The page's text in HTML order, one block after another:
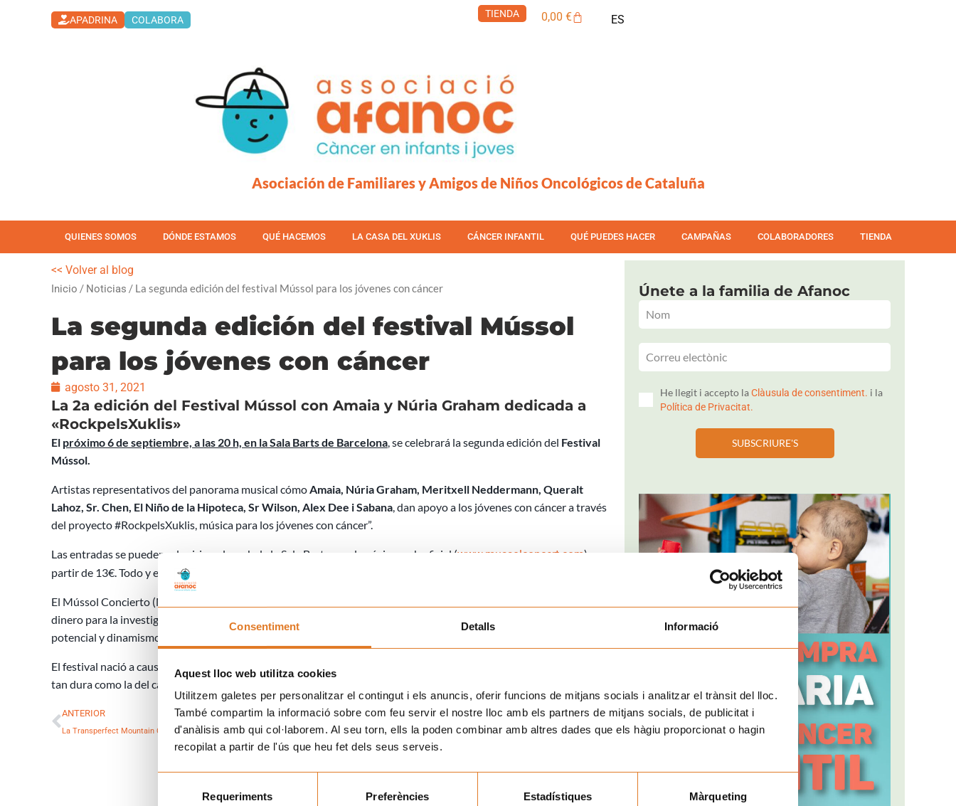
Consentiment Detalls Informació
Aquest lloc web utilitza cookies
Utilitzem galetes per personalitzar el contingut i els anuncis, oferir funcions de mitjans socials i analitzar el trànsit del lloc.
També compartim la informació sobre com feu servir el nostre lloc amb els partners de mitjans socials, de publicitat i
d'anàlisis amb qui col·laborem. Al seu torn, ells la poden combinar amb altres dades que els hàgiu proporcionat o hagin
recopilat a partir de l'ús que heu fet dels seus serveis.
Requeriments Preferències Estadístiques Màrqueting
APADRINA COLABORA
TIENDA 0,00 €Carrito ES
Asociación de Familiares y Amigos de Niños Oncológicos de Cataluña
QUIENES SOMOS DÓNDE ESTAMOS QUÉ HACEMOS LA CASA DEL XUKLIS CÁNCER INFANTIL QUÉ PUEDES HACER CAMPAÑAS COLABORADORES TIENDA
<< Volver al blog
Inicio / Noticias / La segunda edición del festival Mússol para los jóvenes con cáncer
La segunda edición del festival Mússol
para los jóvenes con cáncer
agosto 31, 2021
La 2a edición del Festival Mússol con Amaia y Núria Graham dedicada a
«RockpelsXuklis»
El próximo 6 de septiembre, a las 20 h, en la Sala Barts de Barcelona,se celebrará la segunda edición del Festival
Mússol.
Artistas representativos del panorama musical cómoAmaia, Núria Graham, Meritxell Neddermann, Queralt
Lahoz, Sr. Chen, El Niño de la Hipoteca, Sr Wilson, Alex Dee i Sabana, dan apoyo a los jóvenes con cáncer a través
del proyecto #RockpelsXuklis, música para los jóvenes con cáncer”.
Las entradas se pueden adquirir en la web de la Sala Barts o en la página web oficial (www.mussolconcert.com) a
partir de 13€. Todo y el buen ritmo de venta, todavía quedan entradas disponibles.
El Mússol Concierto (Mússol es la unión de las palabras música y solidaria) es un festival benéfico que recauda
dinero para la investigación del cáncer infantil. Una iniciativa impulsada inicialmente por gente joven con un gran
potencial y dinamismo, encabezados por
El festival nació a causa de las ganas y la voluntad para ayudar a todos estos niños y niñas que viven una realidad
tan dura como la del cáncer.
Ant
ANTERIOR
La Transperfect Mountain Challenge de este año durará un mes y medio
SIGUIENTE
Festival Solidario de Música Country por el càncer infantil
Siguiente
Únete a la familia de Afanoc
He llegit i accepto laClàusula de consentiment. i la
Política de Privacitat.
SUBSCRIURE'S